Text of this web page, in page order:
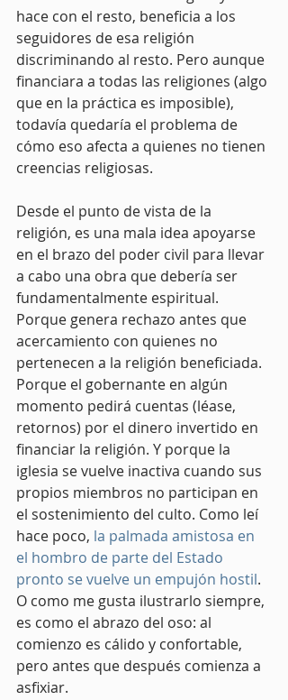
hace con el resto, beneficia a los
seguidores de esa religión
discriminando al resto. Pero aunque
financiara a todas las religiones (algo
que en la práctica es imposible),
todavía quedaría el problema de
cómo eso afecta a quienes no tienen
creencias religiosas.
Desde el punto de vista de la
religión, es una mala idea apoyarse
en el brazo del poder civil para llevar
a cabo una obra que debería ser
fundamentalmente espiritual.
Porque genera rechazo antes que
acercamiento con quienes no
pertenecen a la religión beneficiada.
Porque el gobernante en algún
momento pedirá cuentas (léase,
retornos) por el dinero invertido en
financiar la religión. Y porque la
iglesia se vuelve inactiva cuando sus
propios miembros no participan en
el sostenimiento del culto. Como leí
hace poco, la palmada amistosa en
el hombro de parte del Estado
pronto se vuelve un empujón hostil.
O como me gusta ilustrarlo siempre,
es como el abrazo del oso: al
comienzo es cálido y confortable,
pero antes que después comienza a
asfixiar.